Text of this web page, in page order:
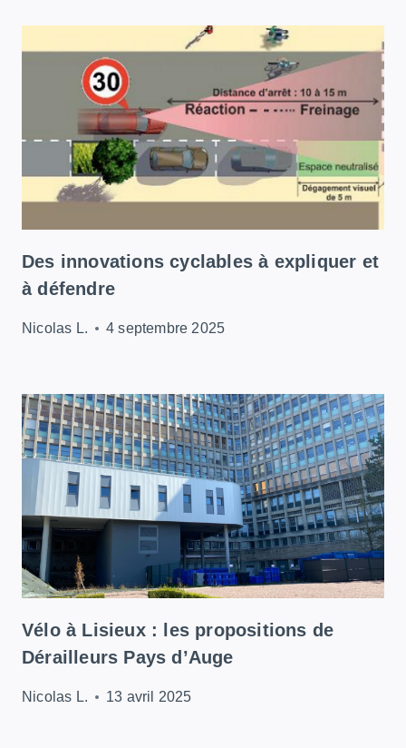
Des innovations cyclables à expliquer et
à défendre
Nicolas L. 4 septembre 2025
Vélo à Lisieux : les propositions de
Dérailleurs Pays d’Auge
Nicolas L. 13 avril 2025